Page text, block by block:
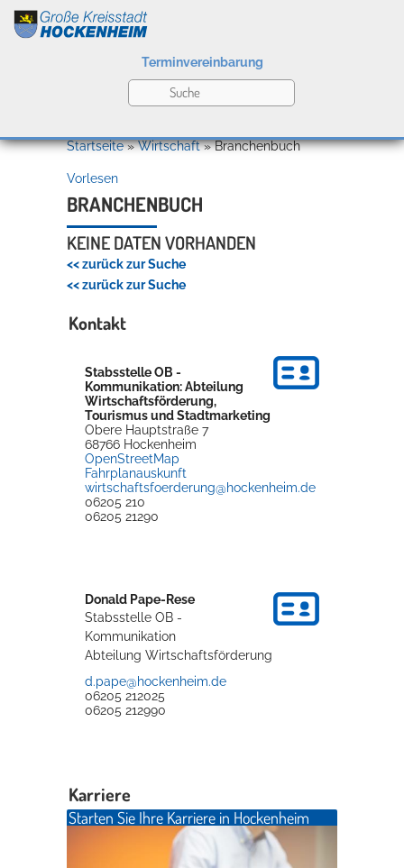
Kultur
Bildung
Rathaus
Service
Terminvereinbarung
Willkommen in Hockenheim
Startseite»Wirtschaft»Branchenbuch
Vorlesen
BRANCHENBUCH
KEINE DATEN VORHANDEN
<< zurück zur Suche
<< zurück zur Suche
Kontakt
Stabsstelle OB -
Kommunikation: Abteilung
Wirtschaftsförderung,
Tourismus und Stadtmarketing
Obere Hauptstraße 7
68766 Hockenheim
OpenStreetMap
Fahrplanauskunft
wirtschaftsfoerderung@hockenheim.de
06205 210
06205 21290
Donald Pape-Rese
Stabsstelle OB -
Kommunikation
Abteilung Wirtschaftsförderung
d.pape@hockenheim.de
06205 212025
06205 212990
Karriere
Starten Sie Ihre Karriere in Hockenheim